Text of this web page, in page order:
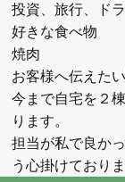
投資、旅行、ド
好きな食べ物
焼肉
お客様へ伝えた
今まで自宅を２
ります。
担当が私で良か
う心掛けておりま